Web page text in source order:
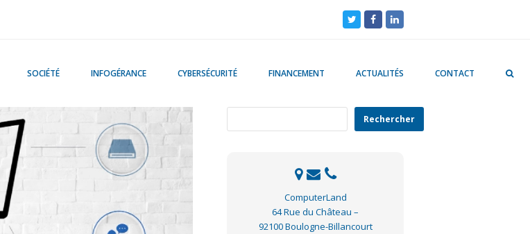
TwitterFacebookLinkedIn
SOCIÉTÉ INFOGÉRANCE CYBERSÉCURITÉ FINANCEMENT ACTUALITÉS CONTACT
Rechercher
ComputerLand
64 Rue du Château –
92100 Boulogne-Billancourt